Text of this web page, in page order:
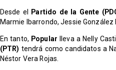
Desde el Partido de la Gente
Marmie Ibarrondo, Jessie González
En tanto, Popular lleva a Nelly
(PTR) tendrá como candidatos a
Néstor Vera Rojas.